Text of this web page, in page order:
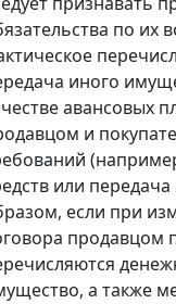
по их
иного
авансовых
и
или
если при
продавцом
а также